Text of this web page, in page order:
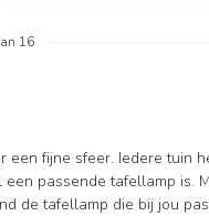
16
een fijne sfeer. Iedere
passende tafellamp is.
de tafellamp die bij jou